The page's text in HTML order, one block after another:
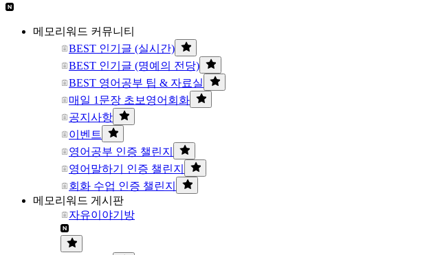
메모리워드 커뮤니티
BEST 인기글 (실시간)
BEST 인기글 (명예의 전당)
BEST 영어공부 팁 & 자료실
매일 1문장 초보영어회화
공지사항
이벤트
영어공부 인증 챌린지
영어말하기 인증 챌린지
회화 수업 인증 챌린지
메모리워드 게시판
자유이야기방